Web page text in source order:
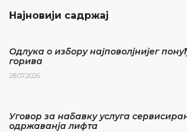
Најновији садржај
Одлука о избору најповолјнијег
горива
28.07.2026.
Уговор за набавку услуга
одржаванја лифта